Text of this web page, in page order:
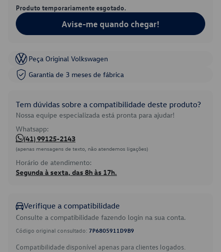
Produto temporariamente esgotado.
Avise-me quando chegar!
Peça Original Volkswagen
Garantia de 3 meses de fábrica
Tem dúvidas sobre a compatibilidade deste produto?
Nossa equipe especializada está pronta para ajudar!
Whatsapp:
(41) 99125-2143
(apenas mensagens de texto, não atendemos ligações)
Horário de atendimento:
Segunda à sexta, das 8h às 17h.
Verifique a compatibilidade
Consulte a compatibilidade fazendo login na sua conta.
Código original consultado: 7P6805911D9B9
Compatibilidade disponível apenas para clientes logados.